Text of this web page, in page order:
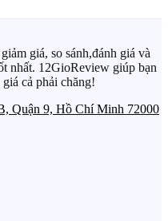
giá, so sánh,đánh giá và
nhất. 12GioReview giúp bạn
cả phải chăng!
Quận 9, Hồ Chí Minh 72000